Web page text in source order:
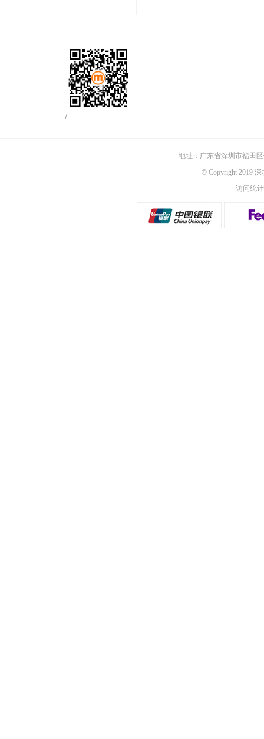
/
地址：广东省深圳市福田
© Copyright 2019
访问统